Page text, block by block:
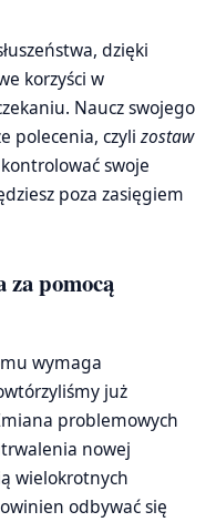
dzięki
korzyści w
Naucz swojego
polecenia, czylizostaw
swoje
poza zasięgiem
za pomocą
wymaga
już
problemowych
nowej
wielokrotnych
odbywać się